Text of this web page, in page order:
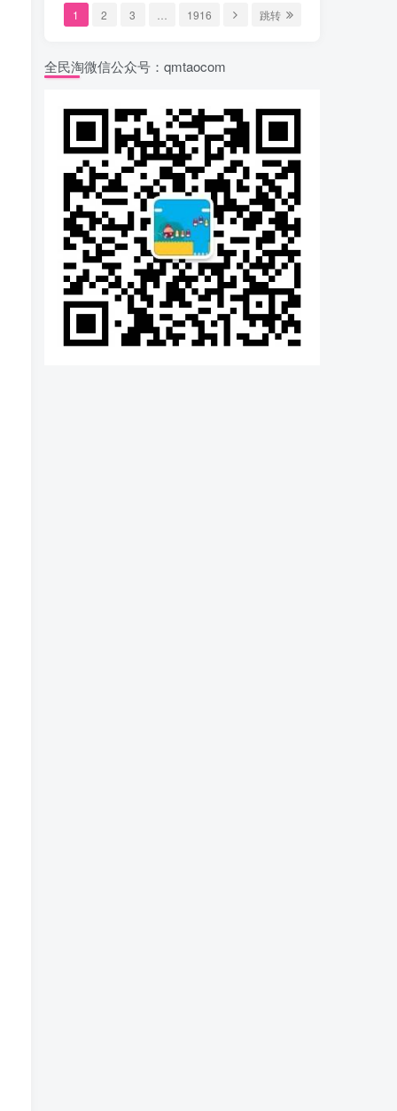
1 2 3 1916 跳转
全民淘微信公众号：qmtaocom